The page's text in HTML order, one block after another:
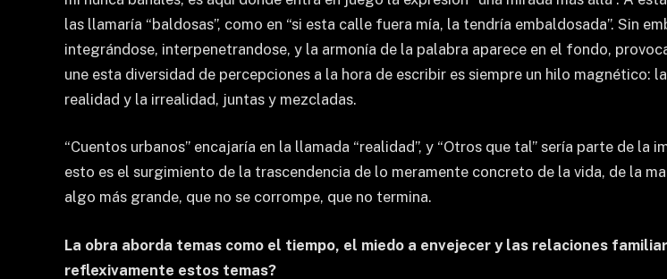
las llamaría “baldosas”, como en “si esta calle fuera mía, la tendría embaldosada”. Sin
integrándose, interpenetrandose, y la armonía de la palabra aparece en el fondo,
une esta diversidad de percepciones a la hora de escribir es siempre un hilo
realidad y la irrealidad, juntas y mezcladas.
“Cuentos urbanos” encajaría en la llamada “realidad”, y “Otros que tal” sería parte de
esto es el surgimiento de la trascendencia de lo meramente concreto de la vida, de la
algo más grande, que no se corrompe, que no termina.
La obra aborda temas como el tiempo, el miedo a envejecer y las relaciones
reflexivamente estos temas?